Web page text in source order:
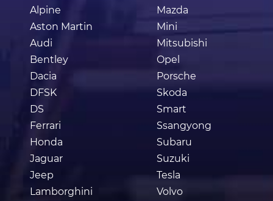
Alpine
Aston Martin
Audi
Bentley
Dacia
DFSK
DS
Ferrari
Honda
Jaguar
Jeep
Lamborghini
Mazda
Mini
Mitsubishi
Opel
Porsche
Skoda
Smart
Ssangyong
Subaru
Suzuki
Tesla
Volvo